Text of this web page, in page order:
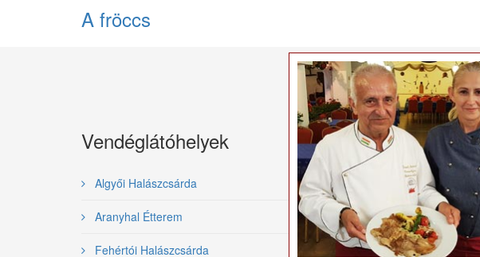
A fröccs
Vendéglátóhelyek
Algyői Halászcsárda
Aranyhal Étterem
Fehértói Halászcsárda
Gasztronómiai
rendezvények
Nemzetközi Tiszai Halfesztivál
Bajai Halfőző Fesztivál